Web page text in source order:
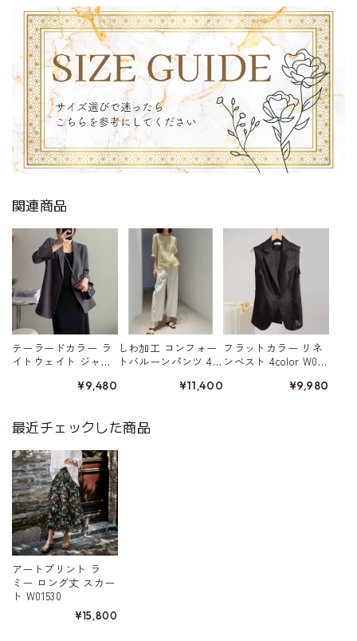
関連商品
テーラードカラー ラ
イトウェイト ジャ
¥9,480
しわ加工 コンフォー
トバルーンパンツ 4c
¥11,400
フラットカラー リネ
ンベスト 4color W015
¥9,980
最近チェックした商品
アートプリント ラ
ミー ロング丈 スカー
ト W01530
¥15,800